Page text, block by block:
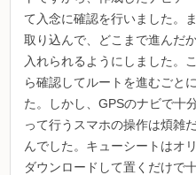
て入念に確認を行いました。
取り込んで、どこまで進んだ
入れられるようにしました。
ら確認してルートを進むごと
た。しかし、GPSのナビで十
って行うスマホの操作は煩雑
んでした。キューシートはオ
ダウンロードして置くだけで